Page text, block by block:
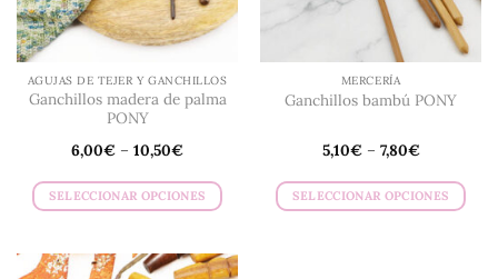
AGUJAS DE TEJER Y GANCHILLOS
Ganchillos madera de palma
PONY
6,00€ – 10,50€
SELECCIONAR OPCIONES
tiene
MERCERÍA
Ganchillos bambú PONY
5,10€– 7,80€
SELECCIONAR OPCIONES